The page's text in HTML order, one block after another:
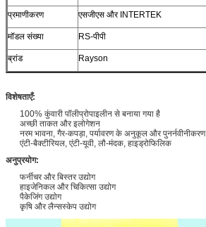
प्रमाणीकरण एसजीएस और INTERTEK
मॉडल संख्या RS-पीपी
ब्रांड Rayson
विशेषताएँ:
100% कुंवारी पॉलीप्रोपाइलीन से बनाया गया है
अच्छी ताकत और इलोगेशन
नरम भावना, गैर-कपड़ा, पर्यावरण के अनुकूल और पुनर्नवीनीकरण
एंटी-बैक्टीरियल, एंटी-यूवी, लौ-मंदक, हाइड्रोफिलिक
अनुप्रयोग:
फर्नीचर और बिस्तर उद्योग
हाइजेनिकल और चिकित्सा उद्योग
पैकेजिंग उद्योग
कृषि और लैन्सस्केप उद्योग